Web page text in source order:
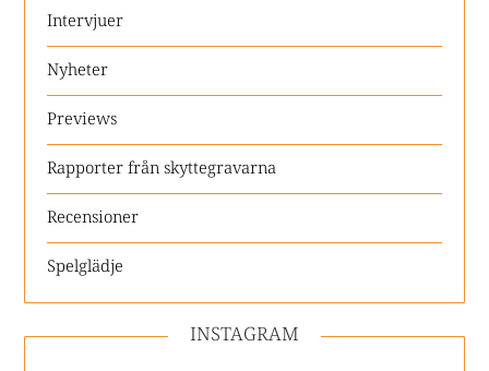
Intervjuer
Nyheter
Previews
Rapporter från skyttegravarna
Recensioner
Spelglädje
INSTAGRAM